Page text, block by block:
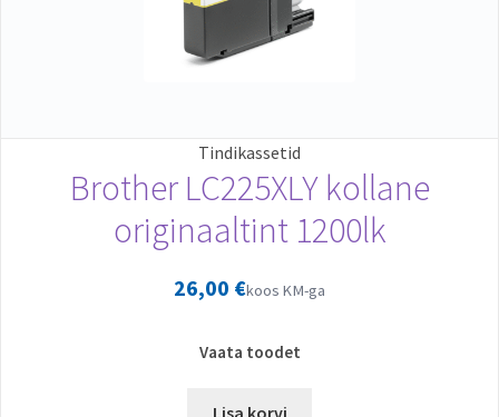
Tindikassetid
Brother LC225XLY kollane
originaaltint 1200lk
26,00 €koos KM-ga
Vaata toodet
Lisa korvi